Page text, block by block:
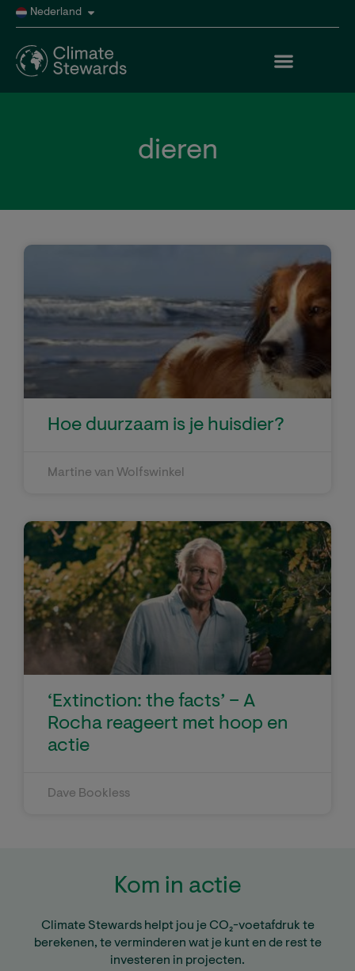
Nederland
dieren
Hoe duurzaam is je huisdier?
Martine van Wolfswinkel
‘Extinction: the facts’ – A
Rocha reageert met hoop en
actie
Dave Bookless
Kom in actie
Climate Stewards helpt jou je CO₂-voetafdruk te
berekenen, te verminderen wat je kunt en de rest te
investeren in projecten.